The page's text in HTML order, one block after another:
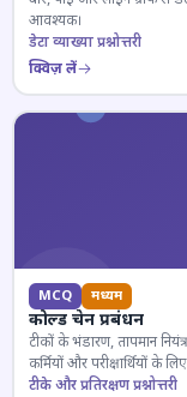
आवश्यक।
डेटा व्याख्या प्रश्नोत्तरी
क्विज़ लें
MCQ मध्यम
कोल्ड चेन प्रबंधन
टीकों के भंडारण, तापमान
कर्मियों और परीक्षार्थियों के
टीके और प्रतिरक्षण प्रश्नोत्तरी